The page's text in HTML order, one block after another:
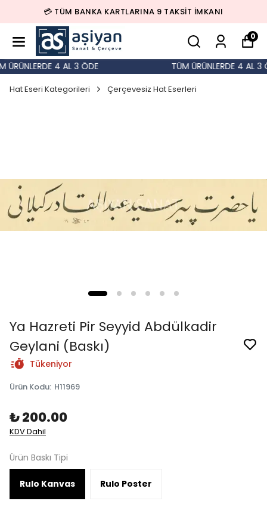
💳 TÜM BANKA KARTLARINA 9 TAKSİT İMKANI
0
4 AL 3 ÖDE TÜM ÜRÜNLERDE 4 AL 3
Hat Eseri Kategorileri Çerçevesiz Hat Eserleri
Ya Hazreti Pir Seyyid Abdülkadir
Geylani (Baskı)
Tükeniyor
Ürün Kodu: H11969
₺ 200.00
KDV Dahil
Ürün Baskı Tipi
Rulo Kanvas Rulo Poster